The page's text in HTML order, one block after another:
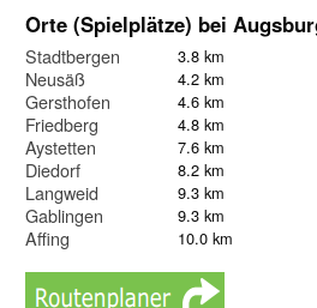
Orte (Spielplätze) bei
Stadtbergen 3.8 km
Neusäß 4.2 km
Gersthofen 4.6 km
Friedberg 4.8 km
Aystetten 7.6 km
Diedorf 8.2 km
Langweid 9.3 km
Gablingen 9.3 km
Affing 10.0 km